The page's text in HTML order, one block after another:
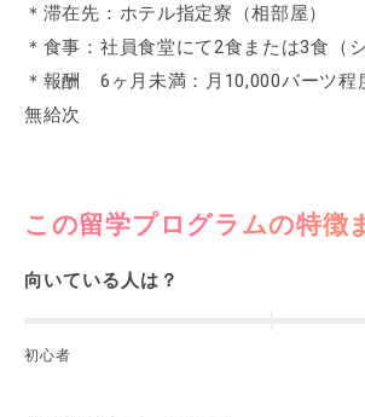
＊滞在先：ホテル指定寮（相部屋）
＊食事：社員食堂にて2食または3食（
＊報酬 6ヶ月未満：月10,000バーツ
無給次
この留学プログラムの特徴
向いている人は？
初心者